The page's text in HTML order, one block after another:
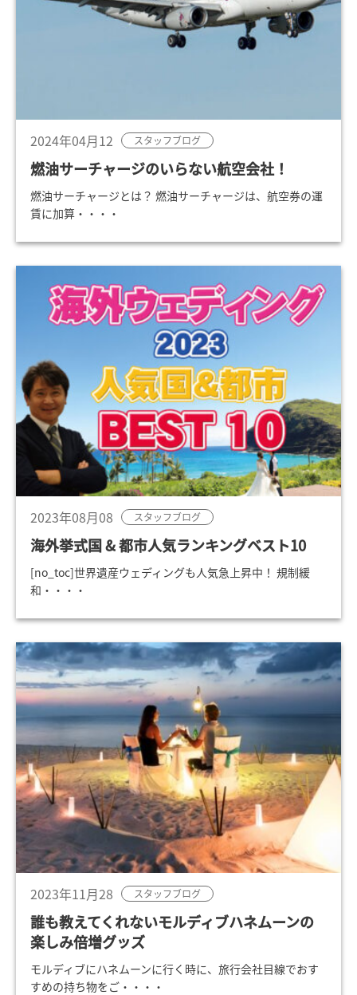
2024年04月12 スタッフブログ
燃油サーチャージのいらない航空会社！
燃油サーチャージとは？ 燃油サーチャージは、航空券の運
賃に加算・・・・
2023年08月08 スタッフブログ
海外挙式国 & 都市人気ランキングベスト10
[no_toc]世界遺産ウェディングも人気急上昇中！ 規制緩
和・・・・
2023年11月28 スタッフブログ
誰も教えてくれないモルディブハネムーンの
楽しみ倍増グッズ
モルディブにハネムーンに行く時に、旅行会社目線でおす
すめの持ち物をご・・・・